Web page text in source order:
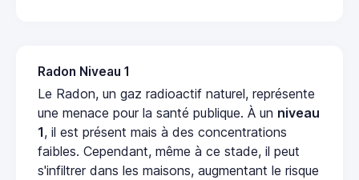
Radon Niveau 1
Le Radon, un gaz radioactif naturel, représente
une menace pour la santé publique. À un niveau
1, il est présent mais à des concentrations
faibles. Cependant, même à ce stade, il peut
s'infiltrer dans les maisons, augmentant le risque